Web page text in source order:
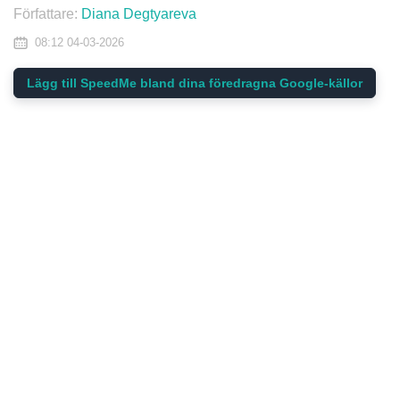
Författare: Diana Degtyareva
08:12 04-03-2026
Lägg till SpeedMe bland dina föredragna Google-källor